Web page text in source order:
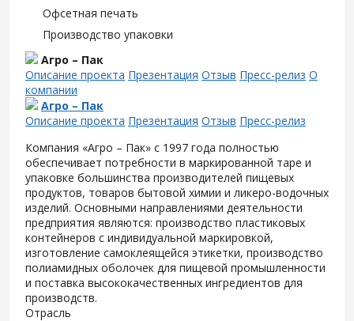
Офсетная печать
Производство упаковки
Агро – Пак
Описание проекта Презентация Отзыв Пресс-релиз О
компании
Агро – Пак
Описание проекта Презентация Отзыв Пресс-релиз
Компания «Агро – Пак» с 1997 года полностью
обеспечивает потребности в маркированной таре и
упаковке большинства производителей пищевых
продуктов, товаров бытовой химии и ликеро-водочных
изделий. Основными направлениями деятельности
предприятия являются: производство пластиковых
контейнеров с индивидуальной маркировкой,
изготовление самоклеящейся этикетки, производство
полиамидных оболочек для пищевой промышленности
и поставка высококачественных ингредиентов для
производств.
Отрасль